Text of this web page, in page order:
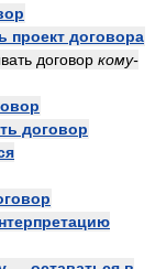
проект договора
договор кому-
договор